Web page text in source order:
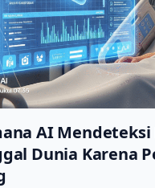
AI Mendeteksi
Dunia Karena